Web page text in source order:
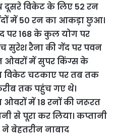
विकेट के लिए 52 रन
में 5० रन का आकड़ा छुआ।
पर 168 के कुल योग पर
सुरेश रैना की गेंद पर पवन
ओवरों में सुपर किंग्स के
विकेट चटकाए पर तब तक
तक पहुंच गए थे।
में 18 रनों की जरूरत
से पूरा कर लिया। कप्तानी
बेहतरीन नाबाद